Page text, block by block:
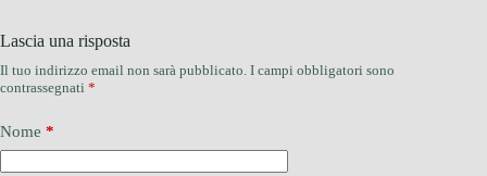
Lascia una risposta
Il tuo indirizzo email non sarà pubblicato. I campi obbligatori sono
contrassegnati *
Nome *